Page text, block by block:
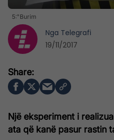
5:"Burim
Një eksperiment i
ata që kanë pasur rastin
Nga Telegrafi
19/11/2017